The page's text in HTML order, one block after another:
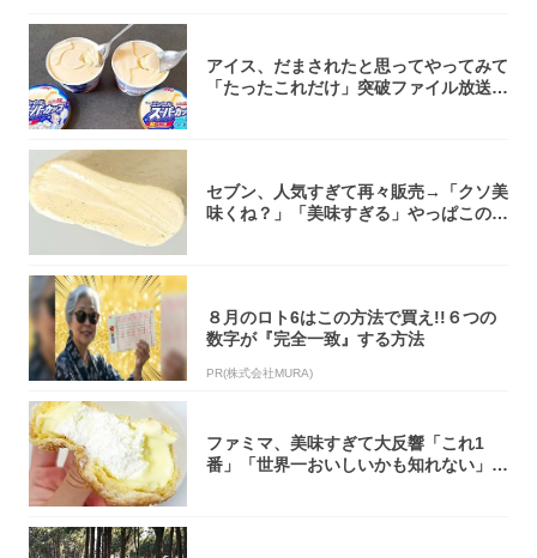
アイス、だまされたと思ってやってみて
「たったこれだけ」突破ファイル放送で
セブン、人気すぎて再々販売→「クソ美
味くね？」「美味すぎる」やっぱこのク
８月のロト6はこの方法で買え!!６つの
数字が『完全一致』する方法
PR(株式会社MURA)
ファミマ、美味すぎて大反響「これ1
番」「世界一おいしいかも知れない」